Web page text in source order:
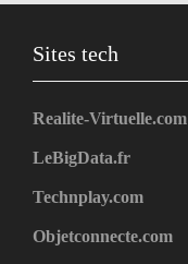
Sites tech
Realite-Virtuelle.com
LeBigData.fr
Technplay.com
Objetconnecte.com